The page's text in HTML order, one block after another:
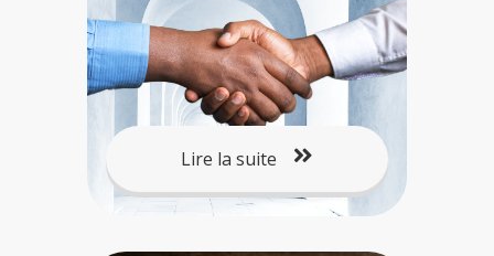
Lire la suite